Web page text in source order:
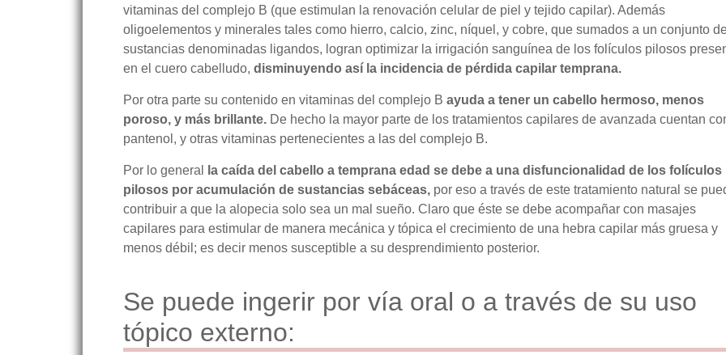
vitaminas del complejo B (que estimulan la renovación celular de piel y tejido capilar). Además
oligoelementos y minerales tales como hierro, calcio, zinc, níquel, y cobre, que sumados a un conjunto
sustancias denominadas ligandos, logran optimizar la irrigación sanguínea de los folículos pilosos
en el cuero cabelludo, disminuyendo así la incidencia de pérdida capilar temprana.
Por otra parte su contenido en vitaminas del complejo B ayuda a tener un cabello hermoso, menos
poroso, y más brillante. De hecho la mayor parte de los tratamientos capilares de avanzada cuentan
pantenol, y otras vitaminas pertenecientes a las del complejo B.
Por lo general
la caída del cabello a temprana edad se debe a una disfuncionalidad de los folículos
pilosos por acumulación de sustancias sebáceas, por eso a través de este tratamiento natural se
contribuir a que la alopecia solo sea un mal sueño. Claro que éste se debe acompañar con masajes
capilares para estimular de manera mecánica y tópica el crecimiento de una hebra capilar más gruesa y
menos débil; es decir menos susceptible a su desprendimiento posterior.
Se puede ingerir por vía oral o a través de su uso
tópico externo: